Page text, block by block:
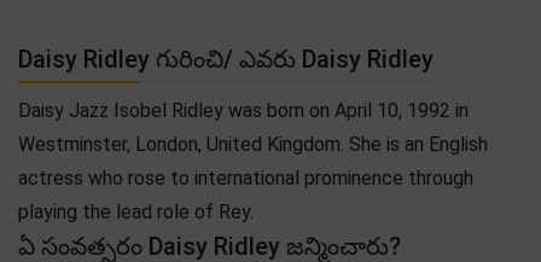
Daisy Ridley గురించి/ ఎవరు Daisy Ridley
Daisy Jazz Isobel Ridley was born on April 10, 1992 in
Westminster, London, United Kingdom. She is an English
actress who rose to international prominence through
playing the lead role of Rey.
ఏ సంవత్సరం Daisy Ridley జన్మించారు?